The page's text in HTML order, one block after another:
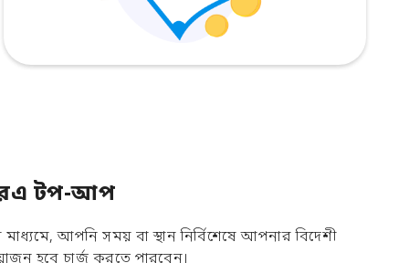
টপ-আপ
আপনি সময় বা স্থান নির্বিশেষে আপনার বিদেশী